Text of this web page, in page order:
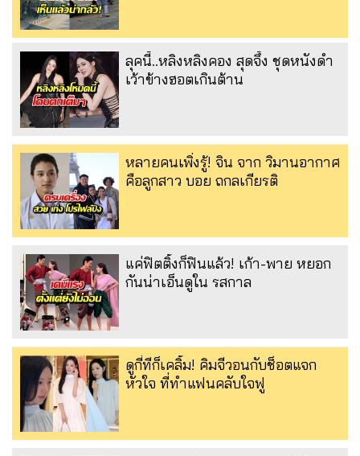
ลุคนี้..หลิงหลิงคอง สุดจึ้ง ชุดหนังดำ
เว้าข้างฮอตเกินต้าน
หลายคนเพิ่งรู้! จิน จาก วิมานอากาศ
คือลูกสาว บอย ถกลเกียรติ
แค่ฟิตติ้งก็ฟินแล้ว! เก้า-พาย หยอก
กันน่าเอ็นดูใน รสกาล
ดูกี่ทีก็เคลิ้ม! คิมจีวอนกับช็อตแจก
หัวใจ ที่ทำแฟนคลับใจฟู